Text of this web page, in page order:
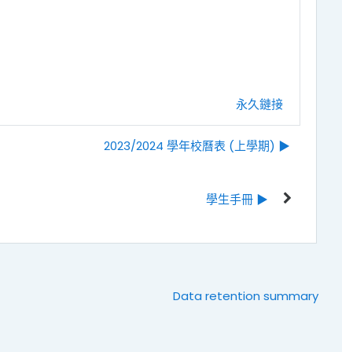
永久鏈接
2023/2024 學年校曆表 (上學期) ▶︎
學生手冊 ▶︎
Data retention summary